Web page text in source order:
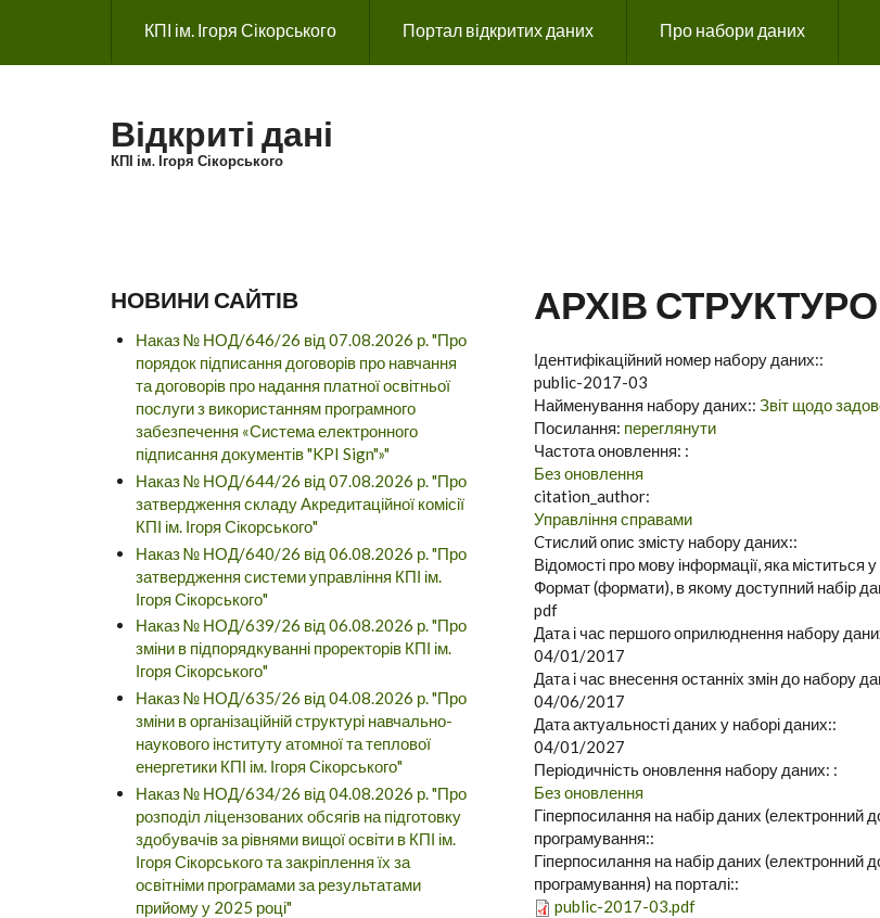
КПІ ім. Ігоря Сікорського Портал відкритих даних Про набори даних
Відкриті дані
КПІ ім. Ігоря Сікорського
НОВИНИ САЙТІВ
Наказ № НОД/646/26 від 07.08.2026 р. "Про
порядок підписання договорів про навчання
та договорів про надання платної освітньої
послуги з використанням програмного
забезпечення «Система електронного
підписання документів "KPI Sign"»"
Наказ № НОД/644/26 від 07.08.2026 р. "Про
затвердження складу Акредитаційної комісії
КПІ ім. Ігоря Сікорського"
Наказ № НОД/640/26 від 06.08.2026 р. "Про
затвердження системи управління КПІ ім.
Ігоря Сікорського"
Наказ № НОД/639/26 від 06.08.2026 р. "Про
зміни в підпорядкуванні проректорів КПІ ім.
Ігоря Сікорського"
Наказ № НОД/635/26 від 04.08.2026 р. "Про
зміни в організаційній структурі навчально-
наукового інституту атомної та теплової
енергетики КПІ ім. Ігоря Сікорського"
Наказ № НОД/634/26 від 04.08.2026 р. "Про
розподіл ліцензованих обсягів на підготовку
здобувачів за рівнями вищої освіти в КПІ ім.
Ігоря Сікорського та закріплення їх за
освітніми програмами за результатами
прийому у 2025 році"
АРХІВ
Ідентифікаційний номер набору даних::
public-2017-03
Найменування набору даних:: Звіт щодо
Посилання: переглянути
Частота оновлення: :
Без оновлення
citation_author:
Управління справами
Cтислий опис змісту набору даних::
Відомості про мову інформації, яка міститься
Формат (формати), в якому доступний набір
pdf
Дата і час першого оприлюднення набору
04/01/2017
Дата і час внесення останніх змін до набору
04/06/2017
Дата актуальності даних у наборі даних::
04/01/2027
Періодичність оновлення набору даних: :
Без оновлення
Гіперпосилання на набір даних
програмування::
Гіперпосилання на набір даних
програмування) на порталі::
public-2017-03.pdf